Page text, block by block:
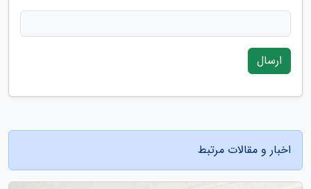
ارسال
اخبار و مقالات مرتبط